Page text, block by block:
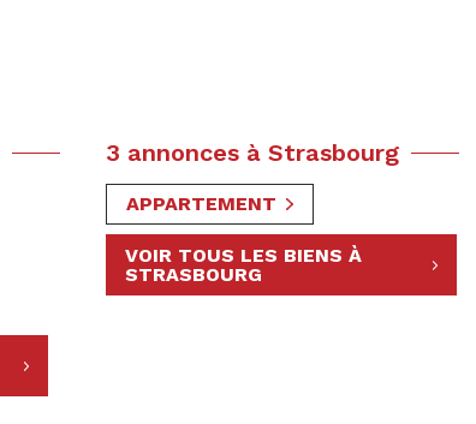
3 annonces à Strasbourg
APPARTEMENT
VOIR TOUS LES BIENS À
STRASBOURG